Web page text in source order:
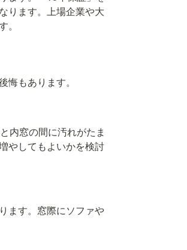
ります。上場企業や大
もあります。
内窓の間に汚れがたま
やしてもよいかを検討
ます。窓際にソファや